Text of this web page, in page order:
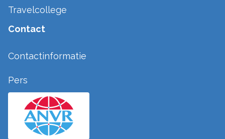
Travelcollege
Contact
Contactinformatie
Pers